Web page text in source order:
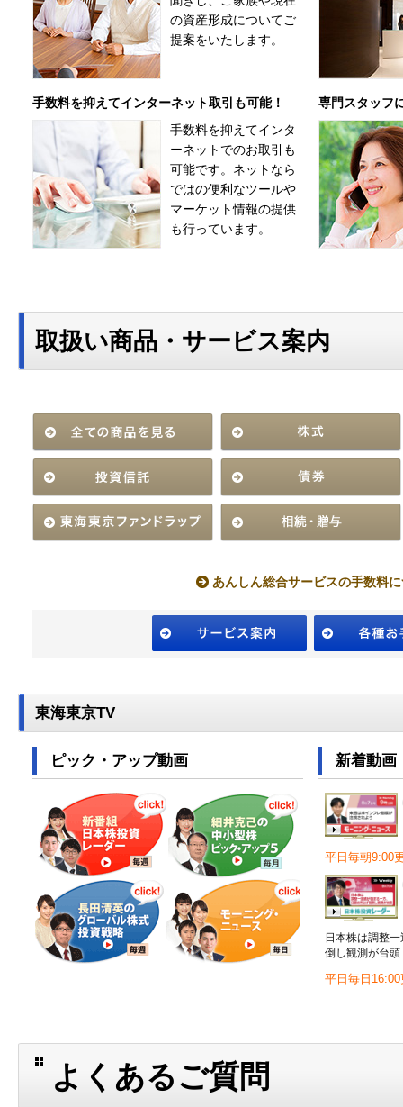
の資産形成についてご
提案をいたします。
手数料を抑えてインターネット取引も可能！
手数料を抑えてインタ
ーネットでのお取引も
可能です。ネットなら
ではの便利なツールや
マーケット情報の提供
も行っています。
専門スタッフ
取扱い商品・サービス案内
あんしん総合サービスの手数料
よくあるご質問